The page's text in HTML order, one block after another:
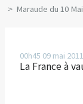
Maraude du 10
00h45 09 mai 2011
La France à